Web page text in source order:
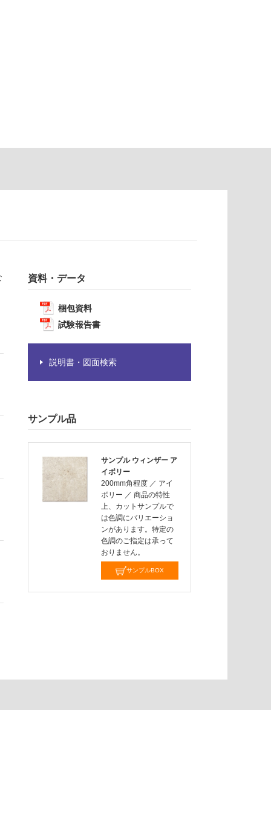
資料・データ
梱包資料
試験報告書
説明書・図面検索
サンプル品
サンプル ウィンザー ア
イボリー
200mm角程度 ／ アイ
ボリー ／ 商品の特性
上、カットサンプルで
は色調にバリエーショ
ンがあります。特定の
色調のご指定は承って
おりません。
サンプルBOX